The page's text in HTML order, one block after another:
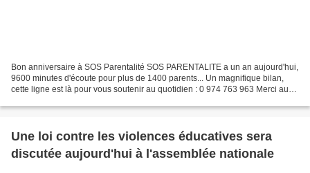
Bon anniversaire à SOS Parentalité SOS PARENTALITE a un an aujourd'hui,
9600 minutes d'écoute pour plus de 1400 parents... Un magnifique bilan,
cette ligne est là pour vous soutenir au quotidien : 0 974 763 963 Merci au
Une loi contre les violences éducatives sera
discutée aujourd'hui à l'assemblée nationale